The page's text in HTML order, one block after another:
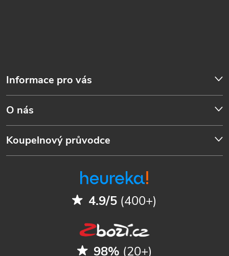
Informace pro vás
O nás
Koupelnový průvodce
4.9/5 (400+)
98% (20+)